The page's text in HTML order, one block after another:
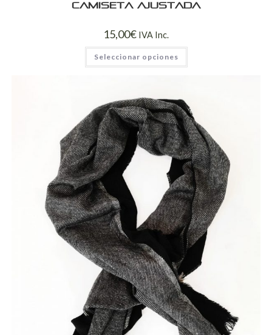
Camiseta ajustada
15,00€ IVA Inc.
Seleccionar opciones